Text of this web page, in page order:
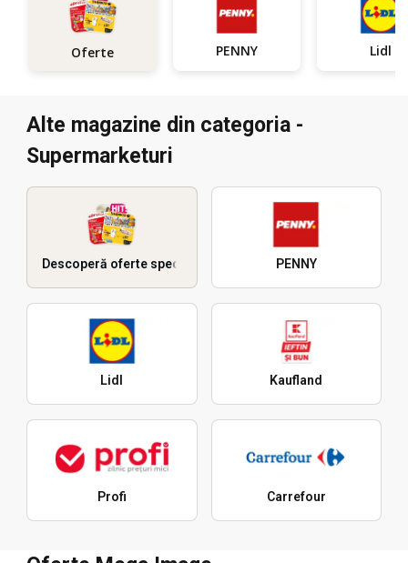
Oferte PENNY Lidl
Alte magazine din categoria -
Supermarketuri
Descoperă oferte speciale PENNY
Lidl Kaufland
Profi Carrefour